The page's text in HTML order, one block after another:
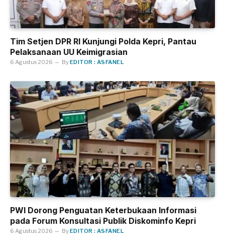
Tim Setjen DPR RI Kunjungi Polda Kepri, Pantau
Pelaksanaan UU Keimigrasian
6 Agustus 2026 ByEDITOR : ASFANEL
PWI Dorong Penguatan Keterbukaan Informasi
pada Forum Konsultasi Publik Diskominfo Kepri
6 Agustus 2026 ByEDITOR : ASFANEL